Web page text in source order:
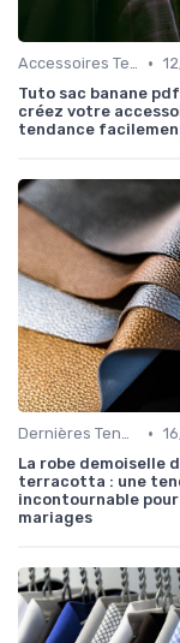
Accessoires Tendance •
Tuto sac banane
créez votre
tendance
Dernières Tendances de Mode •
La robe demoiselle
terracotta : une
incontournable
mariages